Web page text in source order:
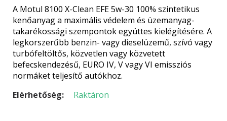
A Motul 8100 X-Clean EFE 5w-30 100% szintetikus
kenőanyag a maximális védelem és üzemanyag-
takarékossági szempontok együttes kielégítésére. A
legkorszerűbb benzin- vagy dieselüzemű, szívó vagy
turbófeltöltős, közvetlen vagy közvetett
befecskendezésű, EURO IV, V vagy VI emissziós
normáket teljesítő autókhoz.
Elérhetőség:
Raktáron